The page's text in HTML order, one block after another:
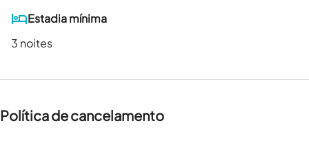
Estadia mínima
3 noites
Política de cancelamento